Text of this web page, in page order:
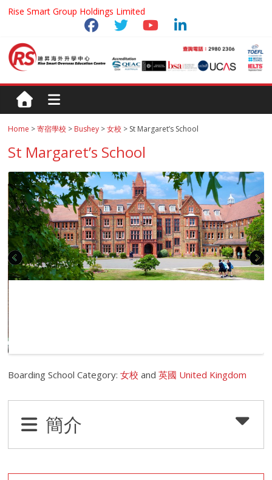
Rise Smart Group Holdings Limited
Home >寄宿學校 > Bushey >女校 > St Margaret’s School
St Margaret’s School
Boarding School Category:女校 and英國 United Kingdom
簡介